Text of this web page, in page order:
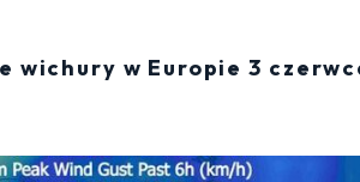
wichury w Europie 3